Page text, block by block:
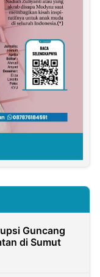
Guncang
di Sumut